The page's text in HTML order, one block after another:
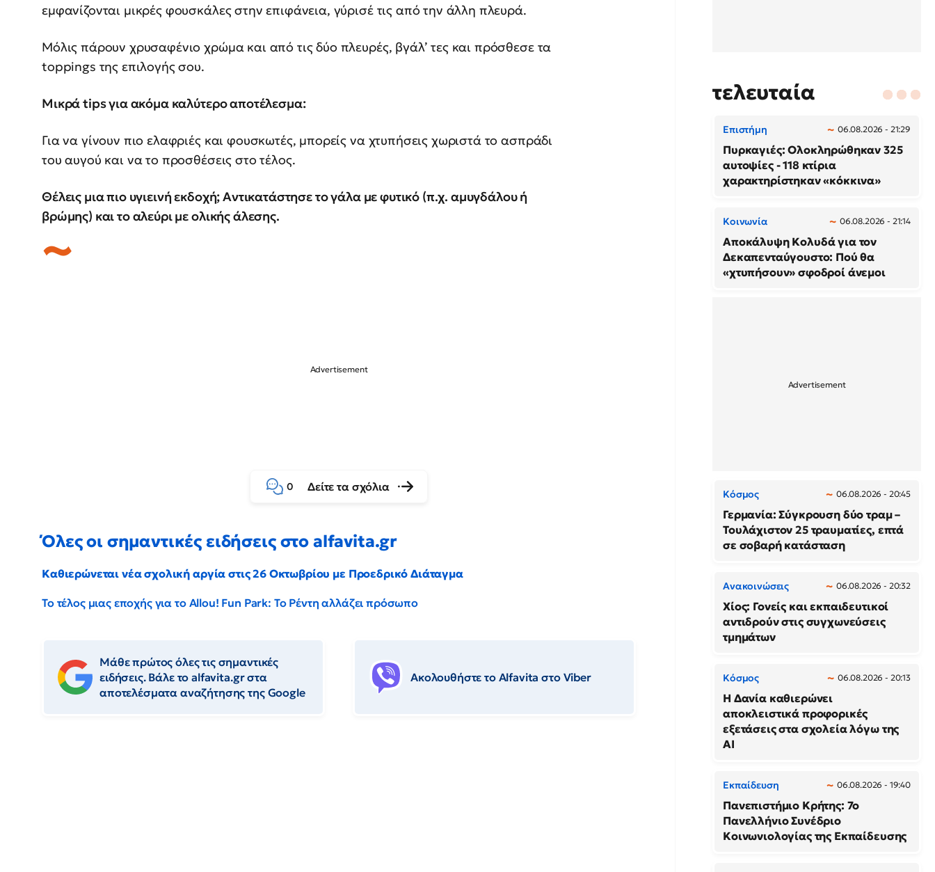
εμφανίζονται μικρές φουσκάλες στην επιφάνεια, γύρισέ τις από την άλλη πλευρά.
Μόλις πάρουν χρυσαφένιο χρώμα και από τις δύο πλευρές, βγάλ’ τες και πρόσθεσε τα
toppings της επιλογής σου.
Μικρά tips για ακόμα καλύτερο αποτέλεσμα:
Για να γίνουν πιο ελαφριές και φουσκωτές, μπορείς να χτυπήσεις χωριστά το ασπράδι
του αυγού και να το προσθέσεις στο τέλος.
Θέλεις μια πιο υγιεινή εκδοχή; Αντικατάστησε το γάλα με φυτικό (π.χ. αμυγδάλου ή
βρώμης) και το αλεύρι με ολικής άλεσης.
0 Δείτε τα σχόλια
Όλες οι σημαντικές ειδήσεις στο alfavita.gr
Καθιερώνεται νέα σχολική αργία στις 26 Οκτωβρίου με Προεδρικό Διάταγμα
Το τέλος μιας εποχής για το Allou! Fun Park: Το Ρέντη αλλάζει πρόσωπο
Μάθε πρώτος όλες τις σημαντικές
ειδήσεις. Βάλε το alfavita.gr στα
αποτελέσματα αναζήτησης της Google
Ακολουθήστε το Αlfavita στο Viber
τελευταία
Επιστήμη 06.08.2026 - 21:29
Πυρκαγιές: Ολοκληρώθηκαν 325
αυτοψίες - 118 κτίρια
χαρακτηρίστηκαν «κόκκινα»
Κοινωνία 06.08.2026 - 21:14
Αποκάλυψη Κολυδά για τον
Δεκαπενταύγουστο: Πού θα
«χτυπήσουν» σφοδροί άνεμοι
Κόσμος 06.08.2026 - 20:45
Γερμανία: Σύγκρουση δύο τραμ –
Τουλάχιστον 25 τραυματίες, επτά
σε σοβαρή κατάσταση
Ανακοινώσεις 06.08.2026 - 20:32
Χίος: Γονείς και εκπαιδευτικοί
αντιδρούν στις συγχωνεύσεις
τμημάτων
Κόσμος 06.08.2026 - 20:13
Η Δανία καθιερώνει
αποκλειστικά προφορικές
εξετάσεις στα σχολεία λόγω της
AI
Εκπαίδευση 06.08.2026 - 19:40
Πανεπιστήμιο Κρήτης: 7ο
Πανελλήνιο Συνέδριο
Κοινωνιολογίας της Εκπαίδευσης